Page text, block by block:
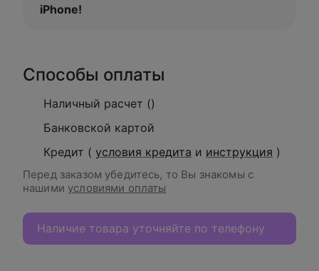
iPhone!
Способы оплаты
Наличный расчет ()
Банковской картой
Кредит ( условия кредита и инструкция )
Перед заказом убедитесь, то Вы знакомы с
нашими условиями оплаты
Наличие товара уточняйте по телефону